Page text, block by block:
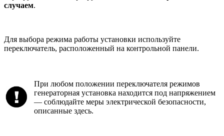
случаем.
Для выбора режима работы установки используйте
переключатель, расположенный на контрольной панели.
При любом положении переключателя режимов
генераторная установка находится под напряжением
— соблюдайте меры электрической безопасности,
описанные здесь.